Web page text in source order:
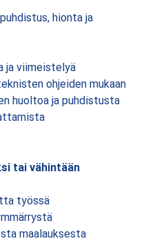
hionta ja
ja viimeistelyä
ohjeiden mukaan
huoltoa ja puhdistusta
tai vähintään
työssä
maalauksesta